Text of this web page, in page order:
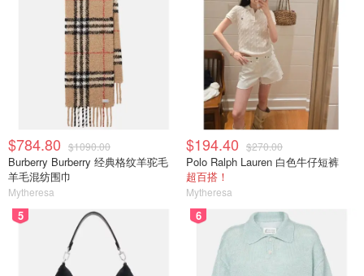
$784.80 $1090.00
Burberry Burberry 经典格纹羊驼毛
羊毛混纺围巾
Mytheresa
$194.40 $270.00
Polo Ralph Lauren 白色牛仔短裤
超百搭！
Mytheresa
5 6